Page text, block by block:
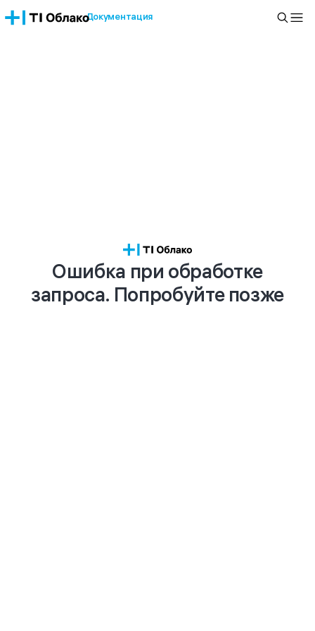
Документация
Ошибка при обработке
запроса. Попробуйте позже